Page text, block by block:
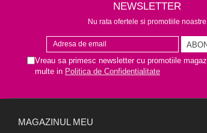
NEWSLETTER
Nu rata ofertele si promotiile noastre
Vreau sa primesc newsletter cu promotiile
multe in Politica de Confidentialitate
MAGAZINUL MEU